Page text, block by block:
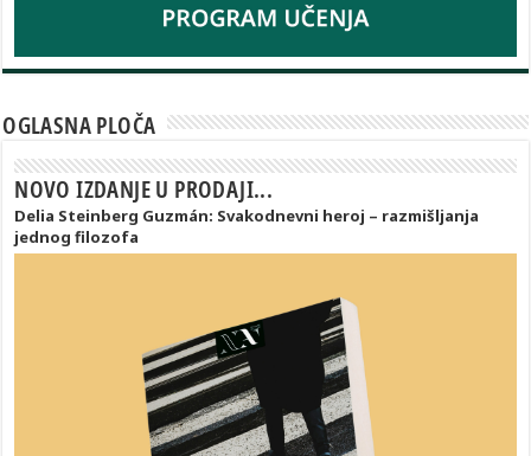
OGLASNA PLOČA
NOVO IZDANJE U PRODAJI...
Delia Steinberg Guzmán: Svakodnevni heroj – razmišljanja
jednog filozofa